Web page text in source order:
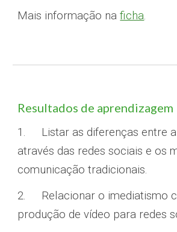
Mais informação naficha.
Resultados de aprendizagem
1.
Listar as diferenças entre
através das redes sociais e os
comunicação tradicionais.
2.
Relacionar o imediatismo
produção de vídeo para redes